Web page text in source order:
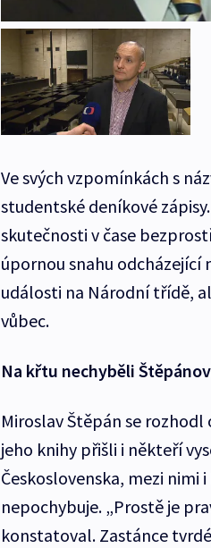
Ve svých vzpomínkách s
studentské deníkové
skutečnosti v čase
úpornou snahu odcházející
události na Národní třídě,
vůbec.
Na křtu nechyběli
Miroslav Štěpán se
jeho knihy přišli i někteří
Československa, mezi nimi
nepochybuje. „Prostě je
konstatoval. Zastánce